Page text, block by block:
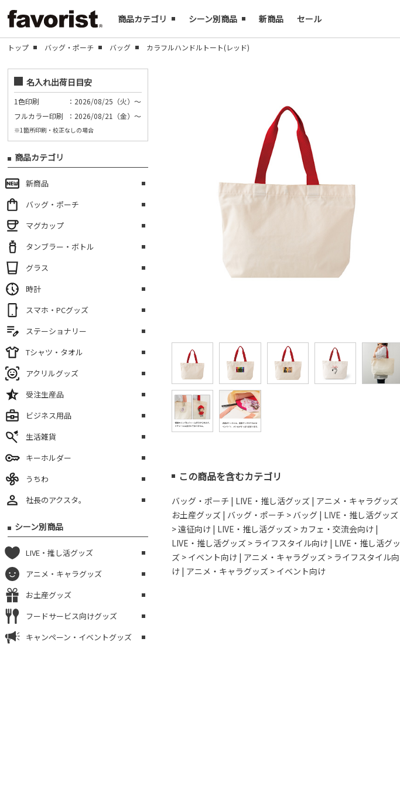
商品カテゴリ シーン別商品 新商品 セール
トップ バッグ・ポーチ バッグ カラフルハンドルトート(レッド)
この商品を含むカテゴリ
バッグ・ポーチ | LIVE・推し活グッズ | アニメ・キャラグッズ
お土産グッズ | バッグ・ポーチ > バッグ | LIVE・推し活グッズ
> 遠征向け | LIVE・推し活グッズ > カフェ・交流会向け |
LIVE・推し活グッズ > ライフスタイル向け | LIVE・推し活グッ
ズ > イベント向け | アニメ・キャラグッズ > ライフスタイル向
け | アニメ・キャラグッズ > イベント向け
名入れ出荷日目安
1色印刷
：2026/08/25（火）～
フルカラー印刷
：2026/08/21（金）～
※1箇所印刷・校正なしの場合
商品カテゴリ
新商品
バッグ・ポーチ
マグカップ
タンブラー・ボトル
グラス
時計
スマホ・PCグッズ
ステーショナリー
Tシャツ・タオル
アクリルグッズ
受注生産品
ビジネス用品
生活雑貨
キーホルダー
うちわ
社長のアクスタ。
シーン別商品
LIVE・推し活グッズ
アニメ・キャラグッズ
お土産グッズ
フードサービス向けグッズ
キャンペーン・イベントグッズ